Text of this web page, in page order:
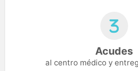
Acudes
al centro médico y